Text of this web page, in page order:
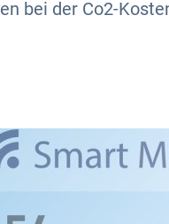
bei der Co2-